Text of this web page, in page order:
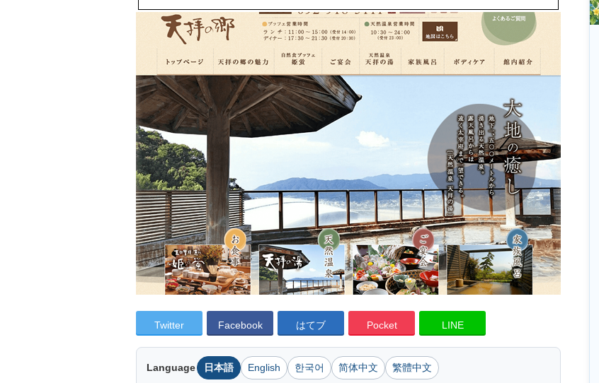
Twitter Facebook はてブ Pocket LINE
Language 日本語 English 한국어 简体中文 繁體中文